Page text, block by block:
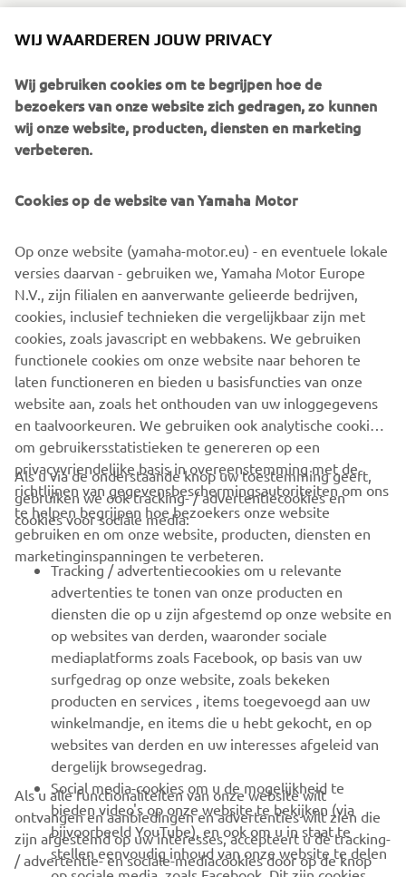
ideeën van de toekomst voor Yamaha Blue te planten en
kg zijn.
©Yamaha Motor Europe N.V. / Yamaha Motor Co., Ltd.
mogen nooit worden gebruikt voor commerciële of niet-
commerciële doeleinden zonder de uitdrukkelijke
schriftelijke toestemming van Yamaha Motor Europe N.V.
en/of Yamaha Motor Co., Ltd.
Rijd altijd op een veilige manier en volg alle plaatselijke
verkeersregels op.
CORPORATE
VOOR BEDRIJVEN
MEER YAMAHA
ONDERSTEUNING
NIEUWSBRIEF
Wees de eerste die meer te weten komt over de nieuwste deals,
speciale evenementen, nieuwe producten en nog veel meer
ABONNEREN
WIJ WAARDEREN JOUW PRIVACY
Wij gebruiken cookies om te begrijpen hoe de
bezoekers van onze website zich gedragen, zo kunnen
wij onze website, producten, diensten en marketing
verbeteren.
Cookies op de website van Yamaha Motor
Op onze website (yamaha-motor.eu) - en eventuele lokale
versies daarvan - gebruiken we, Yamaha Motor Europe
N.V., zijn filialen en aanverwante gelieerde bedrijven,
cookies, inclusief technieken die vergelijkbaar zijn met
cookies, zoals javascript en webbakens. We gebruiken
functionele cookies om onze website naar behoren te
laten functioneren en bieden u basisfuncties van onze
website aan, zoals het onthouden van uw inloggegevens
en taalvoorkeuren. We gebruiken ook analytische cookies
om gebruikersstatistieken te genereren op een
privacyvriendelijke basis in overeenstemming met de
richtlijnen van gegevensbeschermingsautoriteiten om ons
te helpen begrijpen hoe bezoekers onze website
gebruiken en om onze website, producten, diensten en
marketinginspanningen te verbeteren.
Als u via de onderstaande knop uw toestemming geeft,
gebruiken we ook tracking- / advertentiecookies en
cookies voor sociale media:
Tracking / advertentiecookies om u relevante
advertenties te tonen van onze producten en
diensten die op u zijn afgestemd op onze website en
op websites van derden, waaronder sociale
mediaplatforms zoals Facebook, op basis van uw
surfgedrag op onze website, zoals bekeken
producten en services , items toegevoegd aan uw
winkelmandje, en items die u hebt gekocht, en op
websites van derden en uw interesses afgeleid van
dergelijk browsegedrag.
Social media-cookies om u de mogelijkheid te
bieden video's op onze website te bekijken (via
bijvoorbeeld YouTube), en ook om u in staat te
stellen eenvoudig inhoud van onze website te delen
Als u alle functionaliteiten van onze website wilt
ontvangen en aanbiedingen en advertenties wilt zien die
zijn afgestemd op uw interesses, accepteert u de tracking-
/ advertentie- en sociale-mediacookies door op de knop